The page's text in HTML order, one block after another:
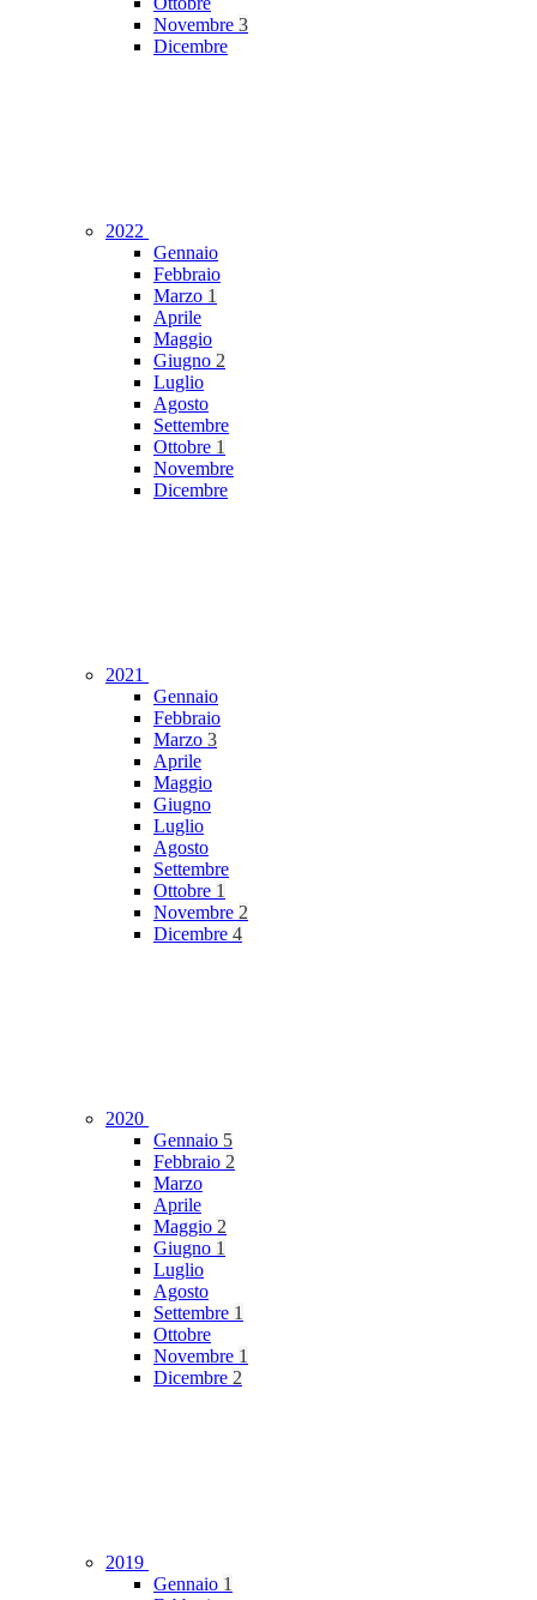
Novembre 3
Dicembre
2022
Gennaio
Febbraio
Marzo 1
Aprile
Maggio
Giugno 2
Luglio
Agosto
Settembre
Ottobre 1
Novembre
Dicembre
2021
Gennaio
Febbraio
Marzo 3
Aprile
Maggio
Giugno
Luglio
Agosto
Settembre
Ottobre 1
Novembre 2
Dicembre 4
2020
Gennaio 5
Febbraio 2
Marzo
Aprile
Maggio 2
Giugno 1
Luglio
Agosto
Settembre 1
Ottobre
Novembre 1
Dicembre 2
2019
Gennaio 1